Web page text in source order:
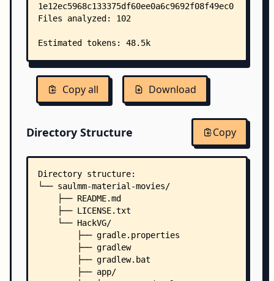
Copy all Download
Directory Structure Copy
Directory structure:
└── saulmm-material-movies/
    ├── README.md
    ├── LICENSE.txt
    └── HackVG/
        ├── gradle.properties
        ├── gradlew
        ├── gradlew.bat
        ├── app/